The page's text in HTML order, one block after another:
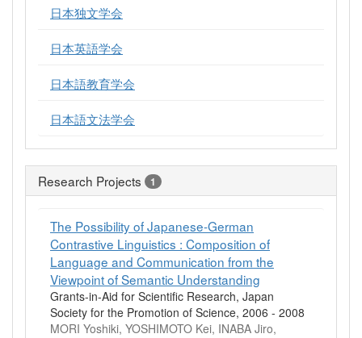
日本独文学会
日本英語学会
日本語教育学会
日本語文法学会
Research Projects 1
The Possibility of Japanese-German
Contrastive Linguistics : Composition of
Language and Communication from the
Viewpoint of Semantic Understanding
Grants-in-Aid for Scientific Research, Japan
Society for the Promotion of Science, 2006 - 2008
MORI Yoshiki, YOSHIMOTO Kei, INABA Jiro,